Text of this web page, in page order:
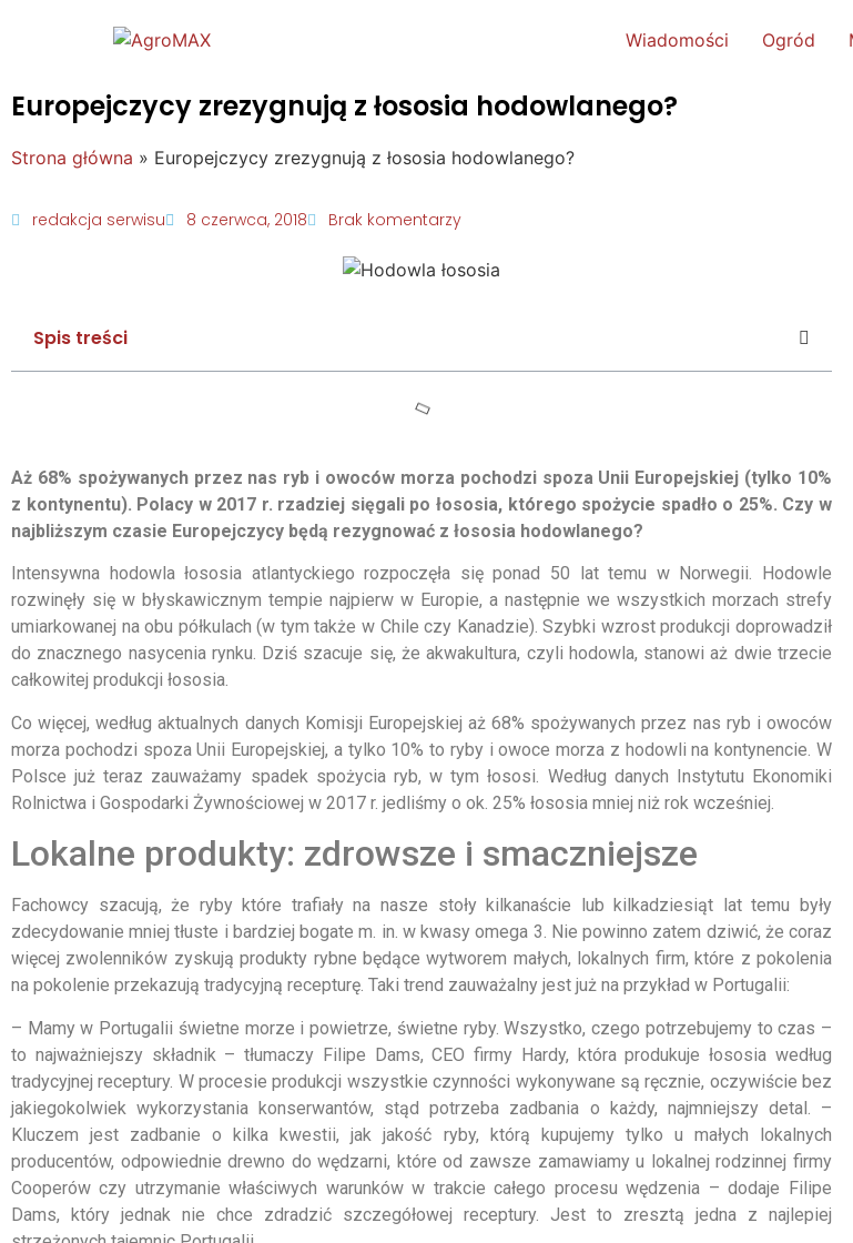
Wiadomości Ogród
Europejczycy zrezygnują z łososia hodowlanego?
Strona główna » Europejczycy zrezygnują z łososia hodowlanego?
redakcja serwisu 8 czerwca, 2018 Brak komentarzy
Spis treści
Aż 68% spożywanych przez nas ryb i owoców morza pochodzi spoza Unii Europejskiej (tylko 10%
z kontynentu). Polacy w 2017 r. rzadziej sięgali po łososia, którego spożycie spadło o 25%. Czy w
najbliższym czasie Europejczycy będą rezygnować z łososia hodowlanego?
Intensywna hodowla łososia atlantyckiego rozpoczęła się ponad 50 lat temu w Norwegii. Hodowle
rozwinęły się w błyskawicznym tempie najpierw w Europie, a następnie we wszystkich morzach strefy
umiarkowanej na obu półkulach (w tym także w Chile czy Kanadzie). Szybki wzrost produkcji doprowadził
do znacznego nasycenia rynku. Dziś szacuje się, że akwakultura, czyli hodowla, stanowi aż dwie trzecie
całkowitej produkcji łososia.
Co więcej, według aktualnych danych Komisji Europejskiej aż 68% spożywanych przez nas ryb i owoców
morza pochodzi spoza Unii Europejskiej, a tylko 10% to ryby i owoce morza z hodowli na kontynencie. W
Polsce już teraz zauważamy spadek spożycia ryb, w tym łososi. Według danych Instytutu Ekonomiki
Rolnictwa i Gospodarki Żywnościowej w 2017 r. jedliśmy o ok. 25% łososia mniej niż rok wcześniej.
Lokalne produkty: zdrowsze i smaczniejsze
Fachowcy szacują, że ryby które trafiały na nasze stoły kilkanaście lub kilkadziesiąt lat temu były
zdecydowanie mniej tłuste i bardziej bogate m. in. w kwasy omega 3. Nie powinno zatem dziwić, że coraz
więcej zwolenników zyskują produkty rybne będące wytworem małych, lokalnych firm, które z pokolenia
na pokolenie przekazują tradycyjną recepturę. Taki trend zauważalny jest już na przykład w Portugalii:
– Mamy w Portugalii świetne morze i powietrze, świetne ryby. Wszystko, czego potrzebujemy to czas –
to najważniejszy składnik – tłumaczy Filipe Dams, CEO firmy Hardy, która produkuje łososia według
tradycyjnej receptury. W procesie produkcji wszystkie czynności wykonywane są ręcznie, oczywiście bez
jakiegokolwiek wykorzystania konserwantów, stąd potrzeba zadbania o każdy, najmniejszy detal. –
Kluczem jest zadbanie o kilka kwestii, jak jakość ryby, którą kupujemy tylko u małych lokalnych
producentów, odpowiednie drewno do wędzarni, które od zawsze zamawiamy u lokalnej rodzinnej firmy
Cooperów czy utrzymanie właściwych warunków w trakcie całego procesu wędzenia – dodaje Filipe
Dams, który jednak nie chce zdradzić szczegółowej receptury. Jest to zresztą jedna z najlepiej